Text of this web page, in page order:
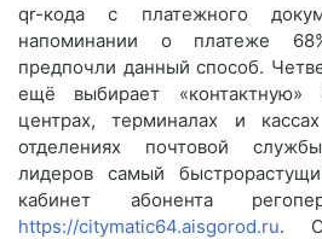
qr-кода с платежного
напоминании о платеже
предпочли данный способ.
ещё выбирает «контактную»
центрах, терминалах и
отделениях почтовой
лидеров самый
кабинет абонента
https://citymatic64.aisgorod.ru.